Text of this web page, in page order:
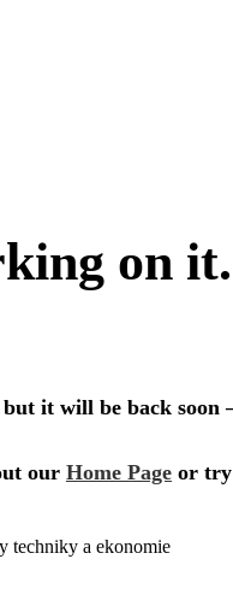
techniky a ekonomie